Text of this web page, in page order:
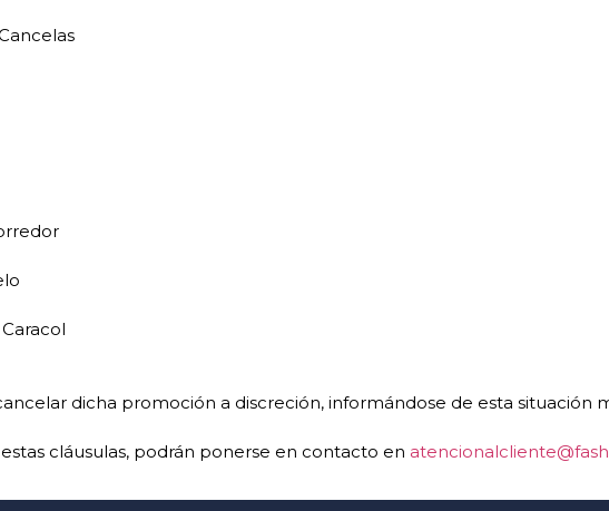
dicha promoción a discreción, informándose de esta situación
cláusulas, podrán ponerse en contacto en